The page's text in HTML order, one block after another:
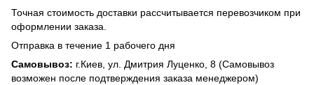
Точная стоимость доставки рассчитывается перевозчиком при
оформлении заказа.
Отправка в течение 1 рабочего дня
Самовывоз: г.Киев, ул. Дмитрия Луценко, 8 (Самовывоз
возможен после подтверждения заказа менеджером)